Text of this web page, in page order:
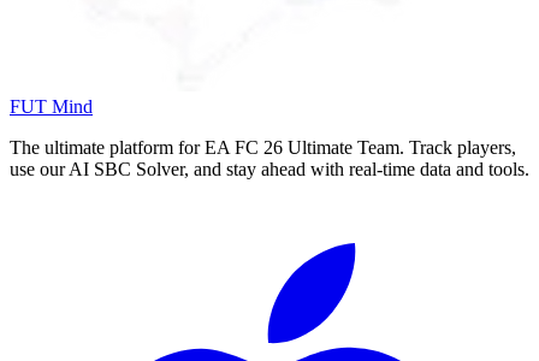
FUT Mind
The ultimate platform for EA FC 26 Ultimate Team. Track players,
use our AI SBC Solver, and stay ahead with real-time data and tools.